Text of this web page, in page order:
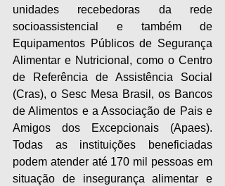
unidades recebedoras da rede
socioassistencial e também de
Equipamentos Públicos de Segurança
Alimentar e Nutricional, como o Centro
de Referência de Assistência Social
(Cras), o Sesc Mesa Brasil, os Bancos
de Alimentos e a Associação de Pais e
Amigos dos Excepcionais (Apaes).
Todas as instituições beneficiadas
podem atender até 170 mil pessoas em
situação de insegurança alimentar e